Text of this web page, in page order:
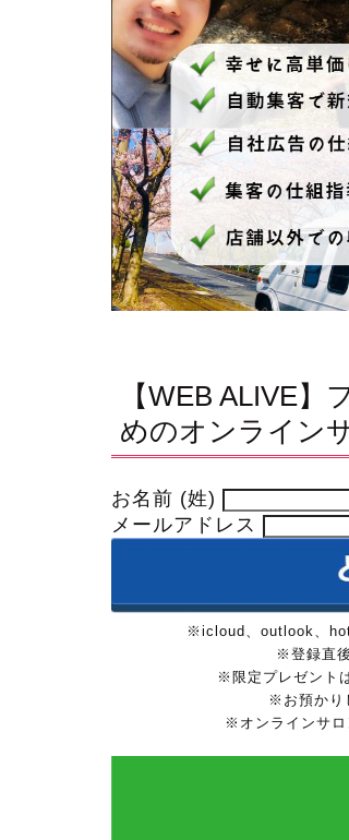
【WEB ALIVE
めのオンライン
お名前 (姓)
メールアドレス
※icloud、outlook、
※登録直
※限定プレゼント
※お預かり
※オンラインサロ